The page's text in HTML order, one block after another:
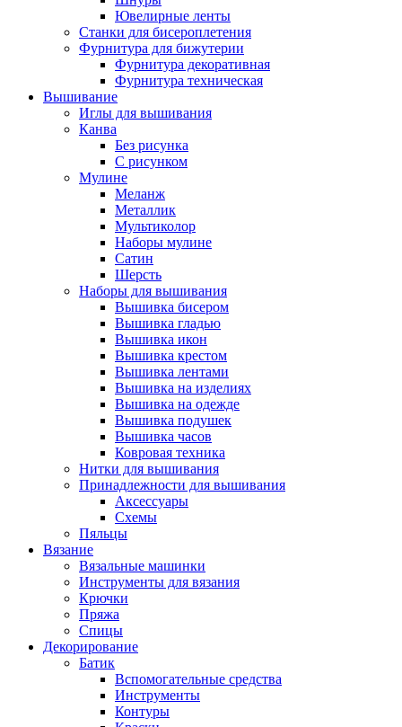
Ювелирные ленты
Станки для бисероплетения
Фурнитура для бижутерии
Фурнитура декоративная
Фурнитура техническая
Вышивание
Иглы для вышивания
Канва
Без рисунка
С рисунком
Мулине
Меланж
Металлик
Мультиколор
Наборы мулине
Сатин
Шерсть
Наборы для вышивания
Вышивка бисером
Вышивка гладью
Вышивка икон
Вышивка крестом
Вышивка лентами
Вышивка на изделиях
Вышивка на одежде
Вышивка подушек
Вышивка часов
Ковровая техника
Нитки для вышивания
Принадлежности для вышивания
Аксессуары
Схемы
Пяльцы
Вязание
Вязальные машинки
Инструменты для вязания
Крючки
Пряжа
Спицы
Декорирование
Батик
Вспомогательные средства
Инструменты
Контуры